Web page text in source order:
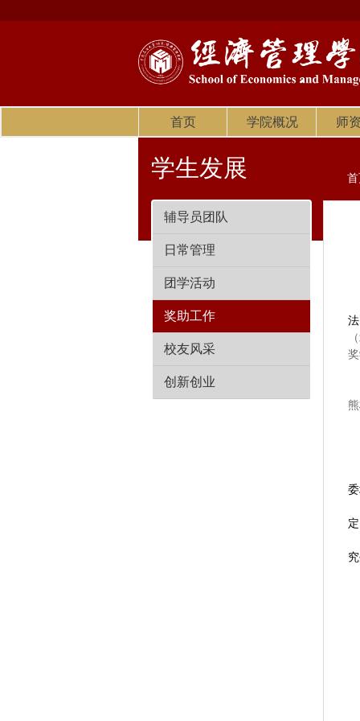
首页 学院概况 师
学生发展
辅导员团队
日常管理
团学活动
奖助工作
校友风采
创新创业